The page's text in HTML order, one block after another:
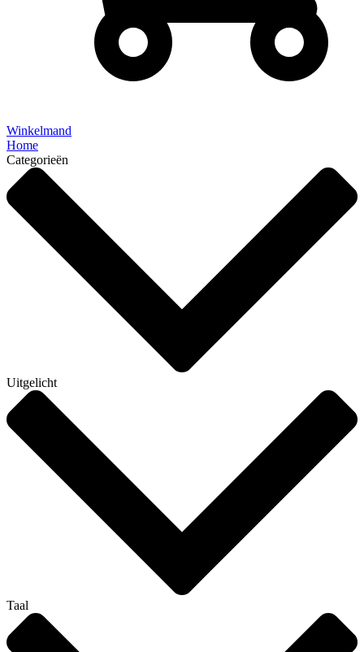
Winkelmand
Home
Categorieën
Uitgelicht
Taal